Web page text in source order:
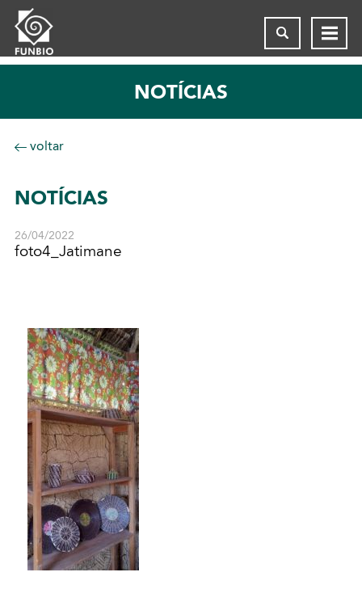
NOTÍCIAS
voltar
NOTÍCIAS
26/04/2022
foto4_Jatimane